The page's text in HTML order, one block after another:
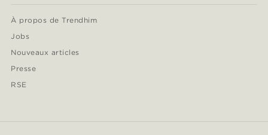
À propos de Trendhim
Jobs
Nouveaux articles
Presse
RSE